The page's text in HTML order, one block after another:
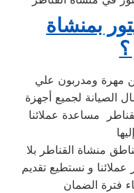
بمنشاة
؟
الصيانة لجميع أجهزة
مساعدة عملائنا
منشاة القناطر بلا
و نستطيع تقديم
فترة الضمان